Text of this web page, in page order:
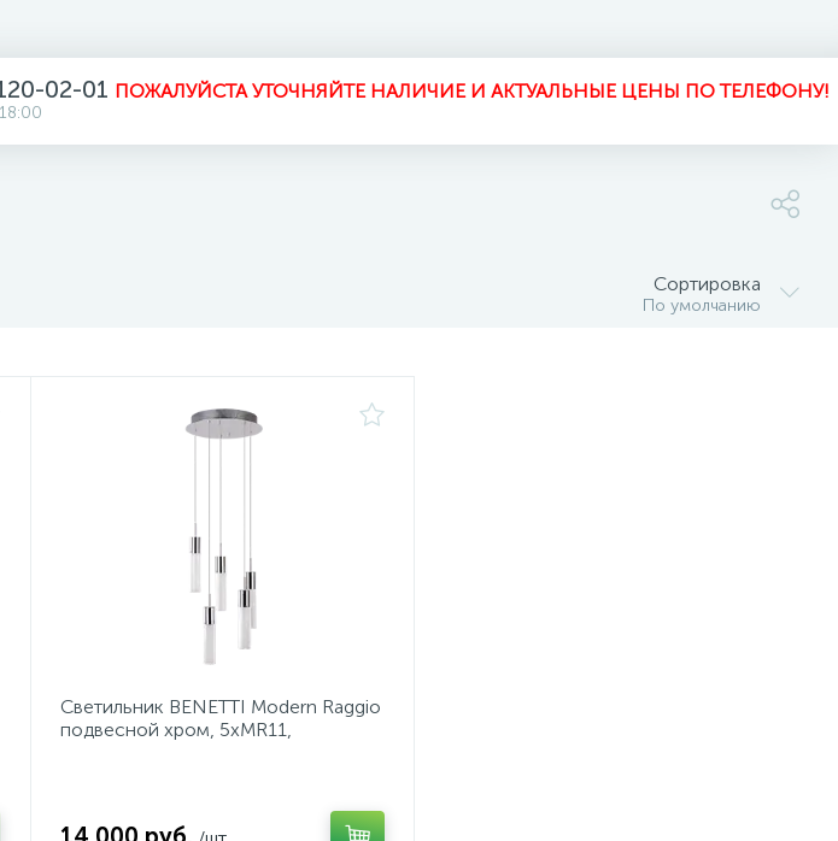
02-01 ПОЖАЛУЙСТА УТОЧНЯЙТЕ НАЛИЧИЕ И АКТУАЛЬНЫЕ ЦЕНЫ ПО ТЕЛЕФОНУ!
Сортировка
По умолчанию
Светильник BENETTI Modern Raggio
подвесной хром, 5хMR11,